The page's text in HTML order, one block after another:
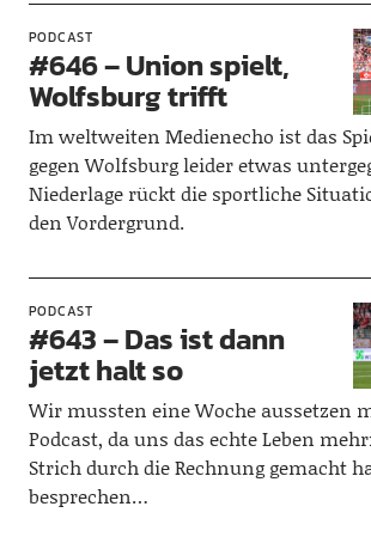
PODCAST
#646 – Union spielt,
Wolfsburg trifft
Im weltweiten Medienecho ist das
gegen Wolfsburg leider etwas
Niederlage rückt die sportliche
den Vordergrund.
PODCAST
#643 – Das ist dann
jetzt halt so
Wir mussten eine Woche aussetzen
Podcast, da uns das echte Leben
Strich durch die Rechnung gemacht
besprechen…